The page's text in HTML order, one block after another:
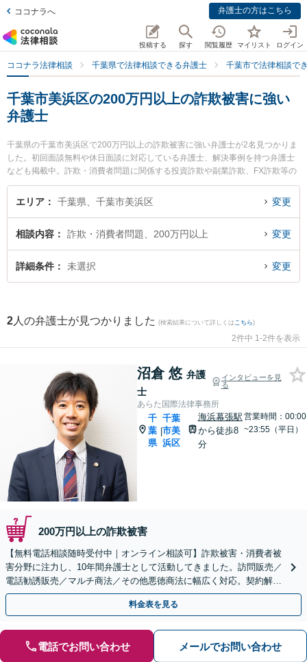
ココナラへ 弁護士の方はこちら
投稿する 探す 閲覧履歴 マイリスト ログイン
ココナラ法律相談 千葉県で法律相談できる弁護士 千葉市で法律相談で
千葉市美浜区の200万円以上の詐欺被害に強い
弁護士
千葉県の千葉市美浜区で200万円以上の詐欺被害に強い弁護士が2名見つかりま
した。初回面談無料や休日面談に対応している弁護士、解決事例を持つ弁護士
なども掲載中。詐欺・消費者問題に関係する投資詐欺や副業詐欺、FX詐欺等の
細かな分野での絞り込み検索もでき便利です。特にあらた国際法律事務所の沼
倉 悠弁護士や海浜幕張法律事務所の猿木 志朗弁護士のプロフィール情報や弁護
円以上の詐欺被害のトラブル解決の実績豊富な近くの弁護士を検索したい』
『初回相談無料で200万円以上の詐欺被害を法律相談できる千葉市美浜区内の
弁護士に相談予約したい』などでお困りの相談者さんにおすすめです。
エリア 千葉県、千葉市美浜区 変更
相談内容 詐欺・消費者問題、200万円以上 変更
詳細条件 未選択 変更
2 人の弁護士が見つかりました (検索結果について詳しくは こちら)
2件中 1-2件を表示
沼倉 悠 弁護
士
インタビューを見
る
あらた国際法律事務所
千
葉
県
|
千葉
市美
浜区
海浜幕張駅
から徒歩8
分
営業時間：00:00
~23:55（平日）
200万円以上の詐欺被害
【無料電話相談随時受付中｜オンライン相談可】詐欺被害・消費者被
害分野に注力し、10年間弁護士として活動してきました。訪問販売／
電話勧誘販売／マルチ商法／その他悪徳商法に幅広く対応。契約解
除、返金、回収に尽力します。
料金表を見る
電話でお問い合わせ メールでお問い合わせ